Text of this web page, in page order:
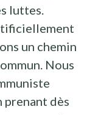
luttes.
un chemin
Nous
prenant dès